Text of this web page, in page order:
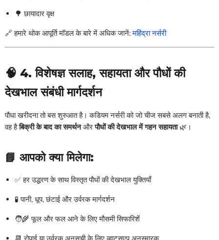
🌳 छायादार वृक्ष
🔗 हमारे थोक आपूर्ति मॉडल के बारे में अधिक जानें:महिंद्रा नर्सरी
🧠 4. विशेषज्ञ सलाह, सहायता और पौधों की
देखभाल संबंधी मार्गदर्शन
पौधा खरीदना तो बस शुरुआत है। कडियम नर्सरी को जो चीज सबसे अलग बनाती है,
वह हैबिक्री के बाद का समर्थनऔरपौधों की देखभाल में गहन सहायता🌿।
📘 आपको क्या मिलेगा:
✅ हर उद्धरण के साथ विस्तृत पौधों की देखभाल युक्तियाँ
🧪 पानी, धूप, छंटाई और उर्वरक मार्गदर्शन
🧑‍🌾 फूल और फल आने के लिए मौसमी सिफारिशें